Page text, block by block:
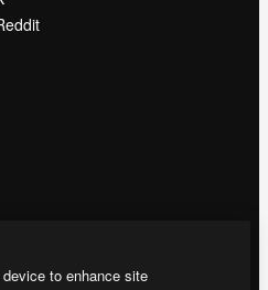
to enhance site